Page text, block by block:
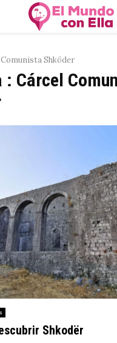
Shköder
: Cárcel
Shkodër